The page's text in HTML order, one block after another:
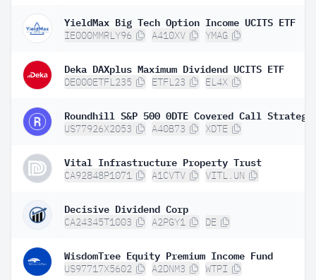
YieldMax Big Tech Option Income UCITS ETF
IE000MMRLY96 A410XV YMAG
Deka DAXplus Maximum Dividend UCITS ETF
DE000ETFL235 ETFL23 EL4X
Roundhill S&P 500 0DTE Covered Call Strategy
US77926X2053 A40B73 XDTE
Vital Infrastructure Property Trust
CA92848P1071 A1CVTV VITL.UN
Decisive Dividend Corp
CA24345T1003 A2PGY1 DE
WisdomTree Equity Premium Income Fund
US97717X5602 A2DNM3 WTPI